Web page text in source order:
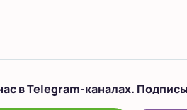
в Telegram-каналах.